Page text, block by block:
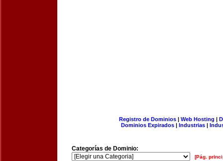
Registro de Dominios| Web Hosting |
Dominios Expirados | Industrias |
Categorías de Dominio:
[Pág.